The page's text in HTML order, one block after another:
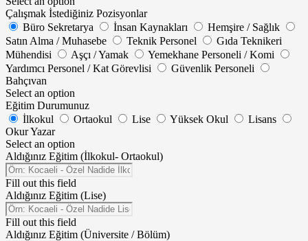
Çalışmak İstediğiniz Pozisyonlar
Büro Sekretarya
İnsan Kaynakları
Hemşire / Sağlık
Satın Alma / Muhasebe
Teknik Personel
Gıda Teknikeri
Mühendisi
Aşçı / Yamak
Yemekhane Personeli / Komi
Yardımcı Personel / Kat Görevlisi
Güvenlik Personeli
Bahçıvan
Select an option
Eğitim Durumunuz
İlkokul
Ortaokul Lise Yüksek Okul
Lisans
Okur Yazar
Select an option
Aldığınız Eğitim (İlkokul- Ortaokul)
Fill out this field
Aldığınız Eğitim (Lise)
Fill out this field
Aldığınız Eğitim (Üniversite / Bölüm)